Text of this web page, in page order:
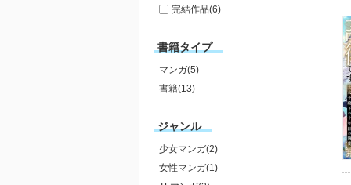
完結作品(6)
書籍タイプ
マンガ(5)
書籍(13)
ジャンル
少女マンガ(2)
女性マンガ(1)